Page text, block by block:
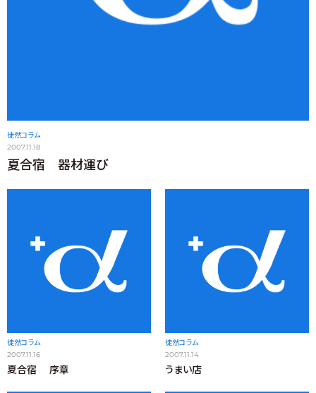
徒然コラム
2007.11.18
夏合宿 器材運び
徒然コラム
2007.11.16
夏合宿 序章
徒然コラム
2007.11.14
うまい店